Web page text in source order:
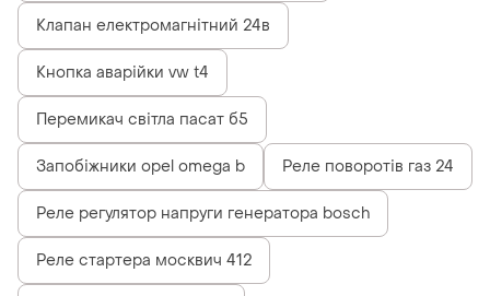
Клапан електромагнітний 24в
Кнопка аварійки vw t4
Перемикач світла пасат б5
Запобіжники opel omega b Реле поворотів газ 24
Реле регулятор напруги генератора bosch
Реле стартера москвич 412